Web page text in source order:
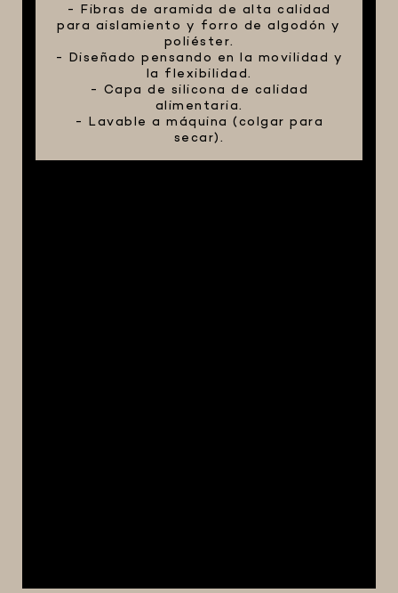
- Fibras de aramida de alta calidad
para aislamiento y forro de algodón y
poliéster.
- Diseñado pensando en la movilidad y
la flexibilidad.
- Capa de silicona de calidad
alimentaria.
- Lavable a máquina (colgar para
secar).